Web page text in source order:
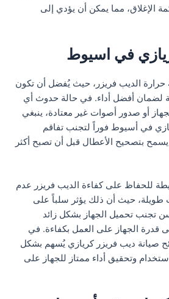
الإغلاق، مما يمكن أن يؤدي إلى
في اسيوط
حرارة الديب فريزر، حيث يُفضل أن تكون
درجة مئوية لضمان أفضل أداء. في حالة حدوث أي
أو صدور أصوات غير معتادة، ينبغي
في أسيوط فوراً لتجنب تفاقم
بتصحيح الأعطال قبل أن تصبح أكثر
للحفاظ على كفاءة الديب فريزر عدم
طويلة، حيث أن ذلك يؤثر سلباً على
تجنب تحميل الجهاز بشكل زائد
قدرة الجهاز على العمل بكفاءة. في
صيانة ديب فريزر كريازي يُسهم بشكل
وتحقيق أداء ممتاز للجهاز على